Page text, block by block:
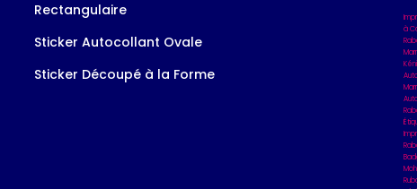
Rectangulaire
Sticker Autocollant Ovale
Sticker Découpé à la Forme
à